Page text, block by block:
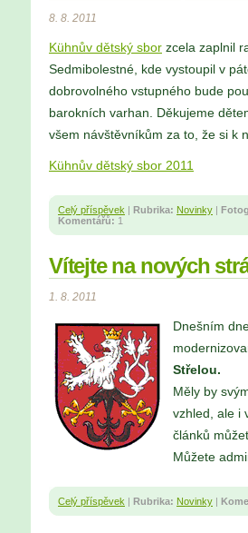
8. 8. 2011
Kühnův dětský sbor zcela zaplnil
Sedmibolestné, kde vystoupil v
dobrovolného vstupného bude
barokních varhan. Děkujeme
všem návštěvníkům za to, že si k
Kühnův dětský sbor 2011
Celý příspěvek | Rubrika: Novinky |
Komentářů: 1
Vítejte na nových
1. 8. 2011
Dnešním
Střelou.
Měly by
vzhled, ale i
článků
Můžete
Celý příspěvek | Rubrika: Novinky |